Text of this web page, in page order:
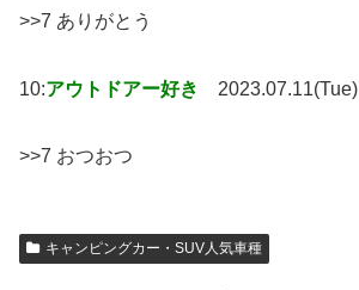
>>7 ありがとう
10:アウトドアー好き 2023.07.11(Tue)
>>7 おつおつ
キャンピングカー・SUV人気車種